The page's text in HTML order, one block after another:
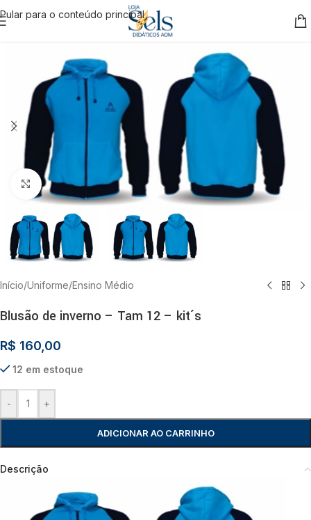
Pular para o conteúdo principal
Clique para ampliar
Início/Uniforme/Ensino Médio
Blusão de inverno – Tam 12 – kit´s
R$ 160,00
12 em estoque
- +
ADICIONAR AO CARRINHO
Descrição